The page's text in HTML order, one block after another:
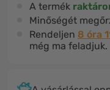
A termék
Minőségét
Rendeljen 8 óra
még ma feladjuk.